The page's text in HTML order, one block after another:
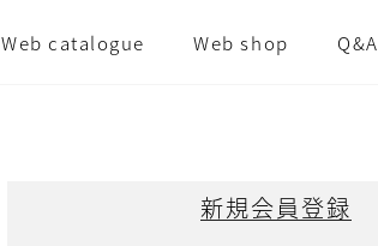
Web catalogue Web shop Q&A
新規会員登録